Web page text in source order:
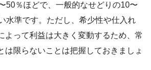
50％ほどで、一般的なせどりの10〜
水準です。ただし、希少性や仕入れ
よって利益は大きく変動するため、常
は限らないことは把握しておきましょ